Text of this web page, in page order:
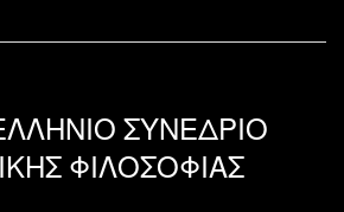
ΣΥΝΕΔΡΙΟ
ΦΙΛΟΣΟΦΙΑΣ